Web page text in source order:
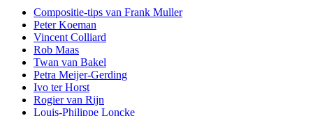
Compositie-tips van Frank Muller
Peter Koeman
Vincent Colliard
Rob Maas
Twan van Bakel
Petra Meijer-Gerding
Ivo ter Horst
Rogier van Rijn
Louis-Philippe Loncke